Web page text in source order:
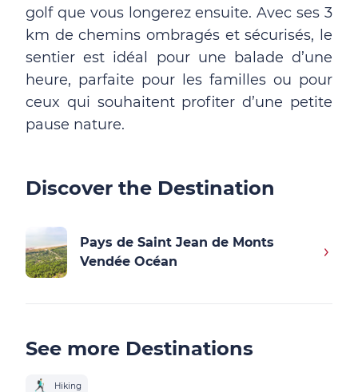
golf que vous longerez ensuite. Avec ses 3
km de chemins ombragés et sécurisés, le
sentier est idéal pour une balade d’une
heure, parfaite pour les familles ou pour
ceux qui souhaitent profiter d’une petite
pause nature.
Discover the Destination
Pays de Saint Jean de Monts
Vendée Océan
See more Destinations
Hiking